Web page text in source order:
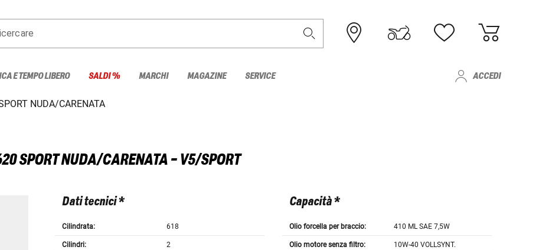
E TEMPO LIBERO SALDI % MARCHI MAGAZINE SERVICE ACCEDI
NUDA/CARENATA
SPORT NUDA/CARENATA - V5/SPORT
Dati tecnici *
Cilindrata: 618
Cilindri: 2
Capacità *
Olio forcella per braccio: 410 ML SAE 7,5W
Olio motore senza filtro: 10W-40 VOLLSYNT.